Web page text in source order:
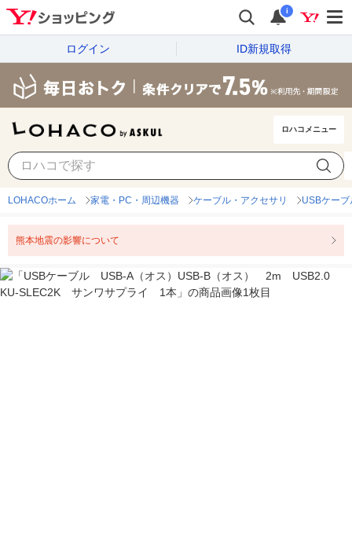
i
ログイン ID新規取得
ロハコメニュー
LOHACOホーム 家電・PC・周辺機器 ケーブル・アクセサリ USBケーブ
熊本地震の影響について